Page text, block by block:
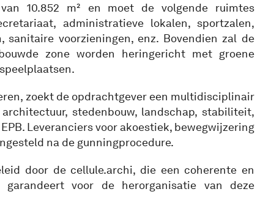
van 10.852 m² en moet de volgende ruimtes
administratieve lokalen, sportzalen,
sanitaire voorzieningen, enz. Bovendien zal de
zone worden heringericht met groene
zoekt de opdrachtgever een multidisciplinair
stedenbouw, landschap, stabiliteit,
Leveranciers voor akoestiek, bewegwijzering
na de gunningprocedure.
door de cellule.archi, die een coherente en
garandeert voor de herorganisatie van deze